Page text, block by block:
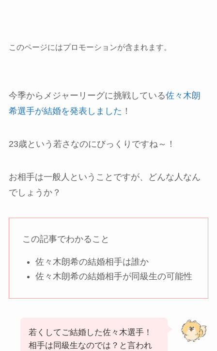
このページにはプロモーションが含まれます。
今季からメジャーリーグに挑戦している佐々木朗
希選手が結婚を発表しました ！
23歳という若さなのにびっくりですね～！
お相手は一般人ということですが、どんな人なん
でしょうか？
この記事でわかること
佐々木朗希の結婚相手は誰か
佐々木朗希の結婚相手が同級生の可能性
若くしてご結婚した佐々木選手！
相手は同級生なのでは？と言われ